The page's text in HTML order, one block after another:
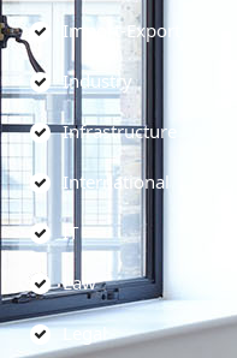
Import-Export
Industry
Infrastructure
International
IT
Law
Legal